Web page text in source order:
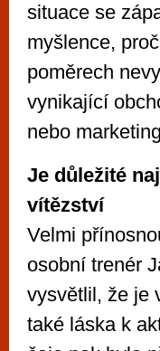
situace se
myšlence,
poměrech
vynikající
nebo
Je důležité
vítězství
Velmi
osobní trenér
vysvětlil, že je
také láska k